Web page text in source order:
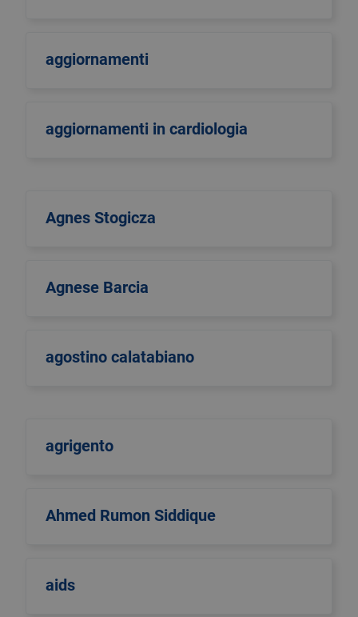
aggiornamenti
aggiornamenti in cardiologia
Agnes Stogicza
Agnese Barcia
agostino calatabiano
agrigento
Ahmed Rumon Siddique
aids